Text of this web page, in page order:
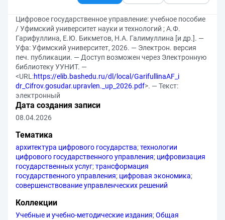
Цифровое государственное управление: учебное пособие
/ Уфимский университет науки и технологий ; А.Ф.
Гарифуллина, Е.Ю. Бикметов, Н.А. Галимуллина [и др.]. —
Уфа: Уфимский университет, 2026. — Электрон. версия
печ. публикации. — Доступ возможен через Электронную
библиотеку УУНИТ. —
<URL:https://elib.bashedu.ru/dl/local/GarifullinaAF_i
dr_Cifrov.gosudar.upravlen._up_2026.pdf>. — Текст:
электронный
Дата создания записи
08.04.2026
Тематика
архитектура цифрового государства;технологии
цифрового государственного управления; цифровизация
государственных услуг;трансформация
государственного управления; цифровая экономика;
совершенствование управленческих решений
Коллекции
Учебные и учебно-методические издания;Общая